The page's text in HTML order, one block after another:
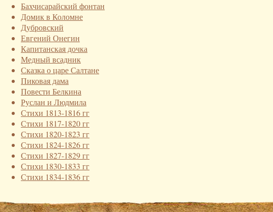
Бахчисарайский фонтан
Домик в Коломне
Дубровский
Евгений Онегин
Капитанская дочка
Медный всадник
Сказка о царе Салтане
Пиковая дама
Повести Белкина
Руслан и Людмила
Стихи 1813-1816 гг
Стихи 1817-1820 гг
Стихи 1820-1823 гг
Стихи 1824-1826 гг
Стихи 1827-1829 гг
Стихи 1830-1833 гг
Стихи 1834-1836 гг